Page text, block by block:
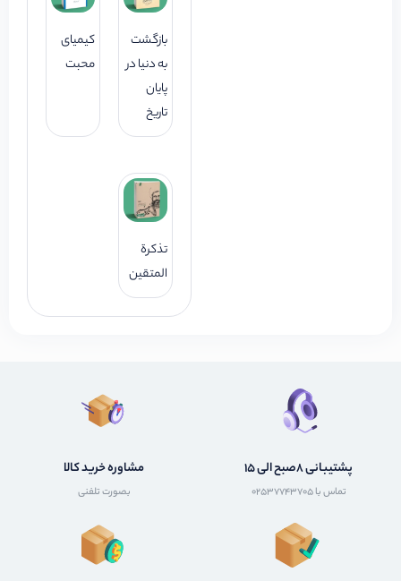
بازگشت
به دنیا در
پایان
تاریخ
کیمیای
محبت
تذکرة
المتقین
پشتیبانی 8صبح الی 15
تماس با 02537743705
مشاوره خرید کالا
بصورت تلفنی